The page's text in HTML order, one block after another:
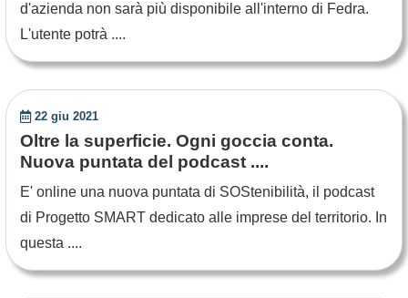
d'azienda non sarà più disponibile all'interno di Fedra.
L'utente potrà ....
22 giu 2021
Oltre la superficie. Ogni goccia conta.
Nuova puntata del podcast ....
E' online una nuova puntata di SOStenibilità, il podcast
di Progetto SMART dedicato alle imprese del territorio. In
questa ....